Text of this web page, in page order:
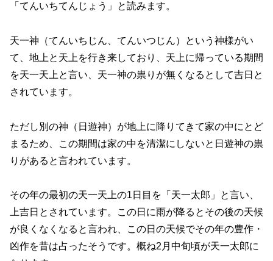
「てんいちてんじょう」と読みます。
天一神（てんいちじん、てんいつじん）という神様がい
て、地上と天上を行き来しており、天上に帰っている期間
を天一天上と言い、天一神の祟りが無くなるとして吉日と
されています。
ただし別の神（日遊神）が地上に降りてきて家の中にとど
まるため、この期間は家の中を清潔にしないと日遊神の祟
りがあると言われています。
その年の最初の天一天上の1日目を「天一太郎」と言い、
上吉日とされています。この日に雨が降るとその後の天候
が良くなくなると言われ、この日の天候でその年の豊作・
凶作を昔は占ったそうです。概ね2月中旬頃が天一太郎に